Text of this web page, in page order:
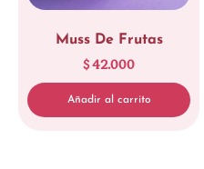
Muss De Frutas
$42.000
Añadir al carrito